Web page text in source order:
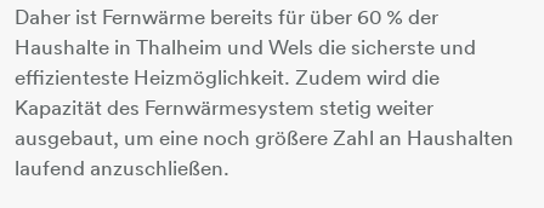
Daher ist Fernwärme bereits für über 60 % der
Haushalte in Thalheim und Wels die sicherste und
effizienteste Heizmöglichkeit. Zudem wird die
Kapazität des Fernwärmesystem stetig weiter
ausgebaut, um eine noch größere Zahl an Haushalten
laufend anzuschließen.